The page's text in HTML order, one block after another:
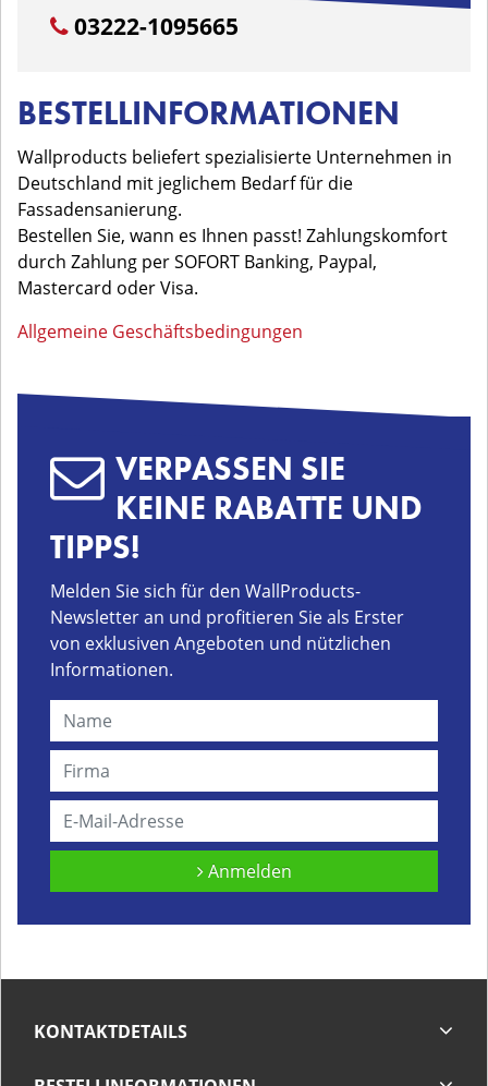
03222-1095665
BESTELLINFORMATIONEN
Wallproducts beliefert spezialisierte Unternehmen in
Deutschland mit jeglichem Bedarf für die
Fassadensanierung.
Bestellen Sie, wann es Ihnen passt! Zahlungskomfort
durch Zahlung per SOFORT Banking, Paypal,
Mastercard oder Visa.
Allgemeine Geschäftsbedingungen
VERPASSEN SIE
KEINE RABATTE UND
TIPPS!
Melden Sie sich für den WallProducts-
Newsletter an und profitieren Sie als Erster
von exklusiven Angeboten und nützlichen
Informationen.
Anmelden
KONTAKTDETAILS